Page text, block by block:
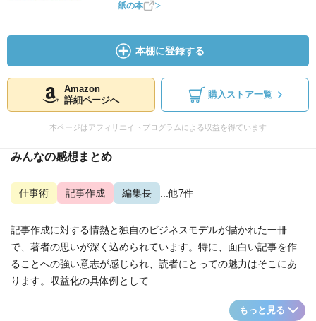
紙の本
本棚に登録する
Amazon
詳細ページへ
購入ストア一覧
本ページはアフィリエイトプログラムによる収益を得ています
みんなの感想まとめ
仕事術 記事作成 編集長 ...他7件
記事作成に対する情熱と独自のビジネスモデルが描かれた一冊
で、著者の思いが深く込められています。特に、面白い記事を作
ることへの強い意志が感じられ、読者にとっての魅力はそこにあ
ります。収益化の具体例として...
もっと見る